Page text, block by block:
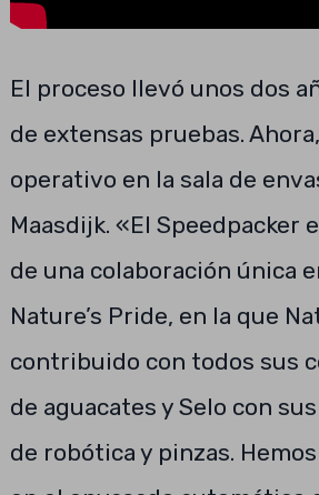
El proceso llevó unos dos
de extensas pruebas.
operativo en la sala de
Maasdijk. «El Speedpacker
de una colaboración única
Nature’s Pride, en la que
contribuido con todos sus
de aguacates y Selo con
de robótica y pinzas.